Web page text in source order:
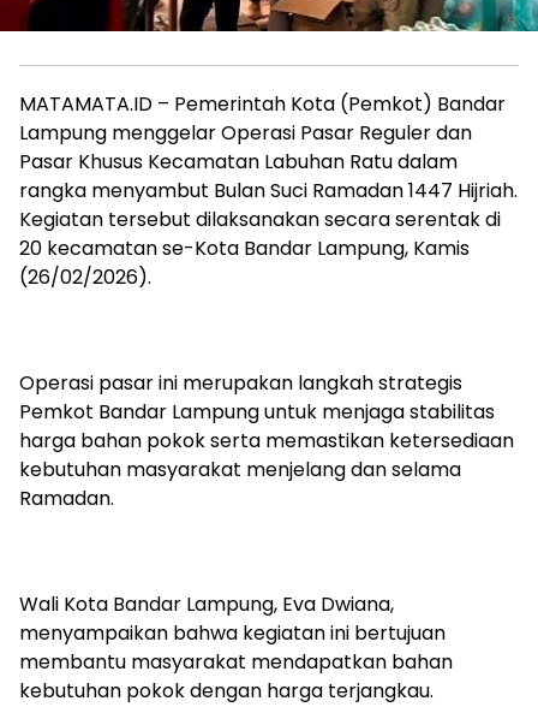
MATAMATA.ID – Pemerintah Kota (Pemkot) Bandar
Lampung menggelar Operasi Pasar Reguler dan
Pasar Khusus Kecamatan Labuhan Ratu dalam
rangka menyambut Bulan Suci Ramadan 1447 Hijriah.
Kegiatan tersebut dilaksanakan secara serentak di
20 kecamatan se-Kota Bandar Lampung, Kamis
(26/02/2026).
Operasi pasar ini merupakan langkah strategis
Pemkot Bandar Lampung untuk menjaga stabilitas
harga bahan pokok serta memastikan ketersediaan
kebutuhan masyarakat menjelang dan selama
Ramadan.
Wali Kota Bandar Lampung, Eva Dwiana,
menyampaikan bahwa kegiatan ini bertujuan
membantu masyarakat mendapatkan bahan
kebutuhan pokok dengan harga terjangkau.